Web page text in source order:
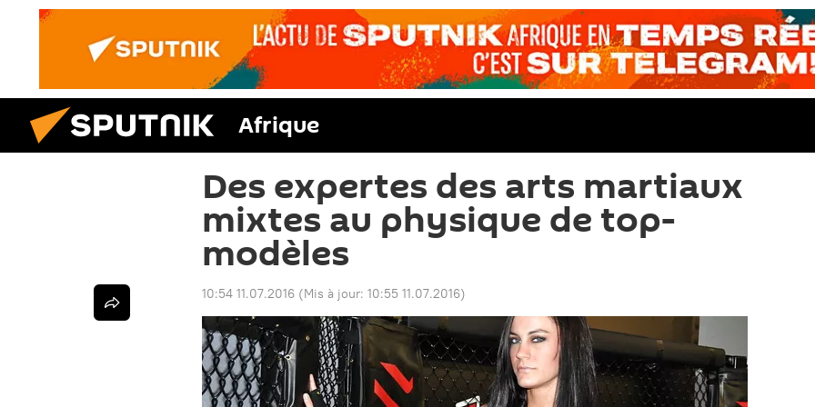
Afrique
Des expertes des arts martiaux
mixtes au physique de top-
modèles
10:54 11.07.2016 (Mis à jour: 10:55 11.07.2016)